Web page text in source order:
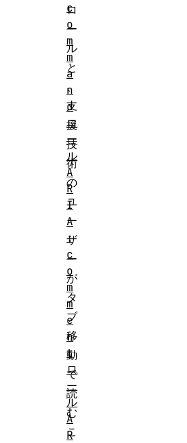
ロ
ー
ル
と
、
支
援
技
術
の
ユ
ー
ザ
ー
が
タ
ブ
移
動
で
読
む
こ
c
o
m
m
a
n
d
ロ
ー
ル
A
R
I
A
:
c
o
m
m
e
n
t
ロ
ー
ル
A
R